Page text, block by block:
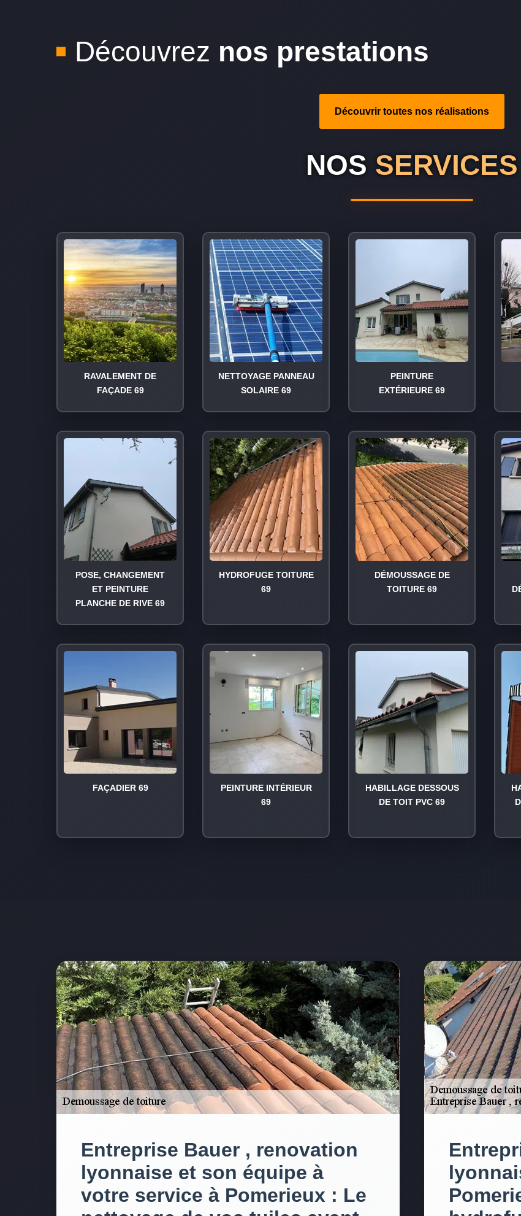
Découvrez nos prestations
Découvrir toutes nos réalisations
NOS SERVICES
RAVALEMENT DE
FAÇADE 69
NETTOYAGE PANNEAU
SOLAIRE 69
PEINTURE
EXTÉRIEURE 69
POSE, CHANGEMENT
ET PEINTURE
PLANCHE DE RIVE 69
HYDROFUGE TOITURE
69
DÉMOUSSAGE DE
TOITURE 69
FAÇADIER 69
PEINTURE INTÉRIEUR
69
HABILLAGE DESSOUS
DE TOIT PVC 69
Entreprise Bauer , renovation
lyonnaise et son équipe à
votre service à Pomerieux : Le